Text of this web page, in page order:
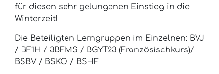
für diesen sehr gelungenen Einstieg in die
Winterzeit!
Die Beteiligten Lerngruppen im Einzelnen: BVJ
/ BF1H / 3BFMS / BGYT23 (Französischkurs)/
BSBV / BSKO / BSHF